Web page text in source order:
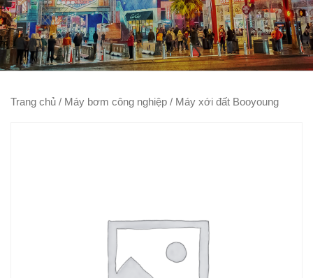
Trang chủ / Máy bơm công nghiệp / Máy xới đất Booyoung